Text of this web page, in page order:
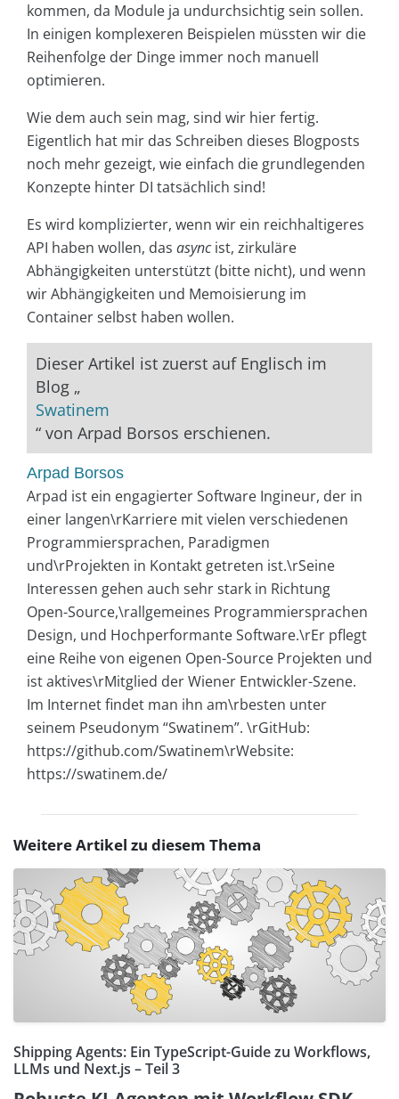
kommen, da Module ja undurchsichtig sein sollen.
In einigen komplexeren Beispielen müssten wir die
Reihenfolge der Dinge immer noch manuell
optimieren.
Wie dem auch sein mag, sind wir hier fertig.
Eigentlich hat mir das Schreiben dieses Blogposts
noch mehr gezeigt, wie einfach die grundlegenden
Konzepte hinter DI tatsächlich sind!
Es wird komplizierter, wenn wir ein reichhaltigeres
API haben wollen, das asyncist, zirkuläre
Abhängigkeiten unterstützt (bitte nicht), und wenn
wir Abhängigkeiten und Memoisierung im
Container selbst haben wollen.
Dieser Artikel ist zuerst auf Englisch im
Blog „
Swatinem
“ von Arpad Borsos erschienen.
Arpad Borsos
Arpad ist ein engagierter Software Ingineur, der in
einer langen\rKarriere mit vielen verschiedenen
Programmiersprachen, Paradigmen
und\rProjekten in Kontakt getreten ist.\rSeine
Interessen gehen auch sehr stark in Richtung
Open-Source,\rallgemeines Programmiersprachen
Design, und Hochperformante Software.\rEr pflegt
eine Reihe von eigenen Open-Source Projekten und
ist aktives\rMitglied der Wiener Entwickler-Szene.
Im Internet findet man ihn am\rbesten unter
seinem Pseudonym “Swatinem”. \rGitHub:
https://github.com/Swatinem\rWebsite:
https://swatinem.de/
Weitere Artikel zu diesem Thema
Shipping Agents: Ein TypeScript-Guide zu Workflows,
LLMs und Next.js – Teil 3